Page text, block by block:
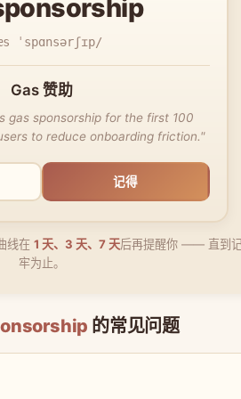
ˈspɑnsərʃɪp/
Gas 赞助
gas sponsorship for the first 100
to reduce onboarding friction."
记得
线在 1 天、3 天、7 天后再提醒你 —— 直到
牢为止。
的常见问题